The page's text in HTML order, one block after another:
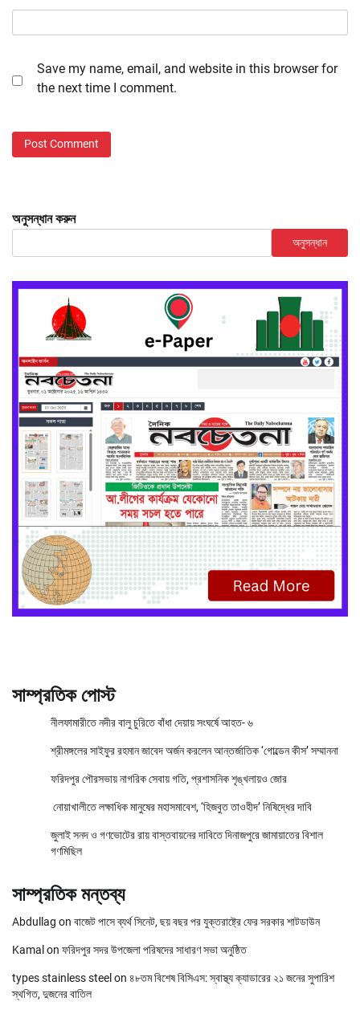
Save my name, email, and website in this browser for
the next time I comment.
অনুসন্ধান করুন
অনুসন্ধান
সাম্প্রতিক পোস্ট
নীলফামারীতে নদীর বালু চুরিতে বাঁধা দেয়ায় সংঘর্ষে আহত- ৬
শ্রীমঙ্গলের সাইফুর রহমান জাবেদ অর্জন করলেন আন্তর্জাতিক ‘গোল্ডেন কীস’ সম্মাননা
ফরিদপুর পৌরসভায় নাগরিক সেবায় গতি, প্রশাসনিক শৃঙ্খলায়ও জোর
নোয়াখালীতে লক্ষাধিক মানুষের মহাসমাবেশ, ‘হিজবুত তাওহীদ’ নিষিদ্ধের দাবি
জুলাই সনদ ও গণভোটের রায় বাস্তবায়নের দাবিতে দিনাজপুরে জামায়াতের বিশাল
গণমিছিল
সাম্প্রতিক মন্তব্য
Abdullag on বাজেট পাসে ব্যর্থ সিনেট, ছয় বছর পর যুক্তরাষ্ট্রে ফের সরকার শাটডাউন
Kamal on ফরিদপুর সদর উপজেলা পরিষদের সাধারণ সভা অনুষ্ঠিত
types stainless steel on ৪৮তম বিশেষ বিসিএস: স্বাস্থ্য ক্যাডারের ২১ জনের সুপারিশ
স্থগিত, দুজনের বাতিল